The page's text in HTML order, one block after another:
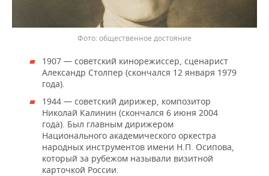
общественное достояние
1907 — советский кинорежиссер, сценарист
Александр Столпер (скончался 12 января 1979
года).
1944 — советский дирижер, композитор
Николай Калинин (скончался 6 июня 2004
года). Был главным дирижером
Национального академического оркестра
народных инструментов имени Н.П. Осипова,
который за рубежом называли визитной
карточкой России.